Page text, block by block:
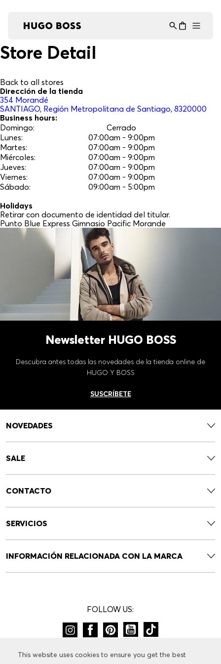
This website uses cookies to ensure you get the best
This website uses cookies to ensure you get the best
Store Detail
Back to all stores
Dirección de la tienda
354 Morandé
SANTIAGO, Región Metropolitana de Santiago, 8320000
Business hours:
Domingo:
Cerrado
Lunes:
07:00am - 9:00pm
Martes:
07:00am - 9:00pm
Miércoles:
07:00am - 9:00pm
Jueves:
07:00am - 9:00pm
Viernes:
07:00am - 9:00pm
Sábado:
09:00am - 5:00pm
Holidays
Retirar con documento de identidad del titular.
Punto Blue Express Gimnasio Pacific Morande
Newsletter HUGO BOSS
Descubra antes todas las novedades de la tienda online de
HUGO Y BOSS
SUSCRÍBETE
NOVEDADES
SALE
CONTACTO
SERVICIOS
INFORMACIÓN RELACIONADA CON LA MARCA
FOLLOW US:
CAMBIAR DE PAÍS:
Asistente Virtual
en línea ⋮